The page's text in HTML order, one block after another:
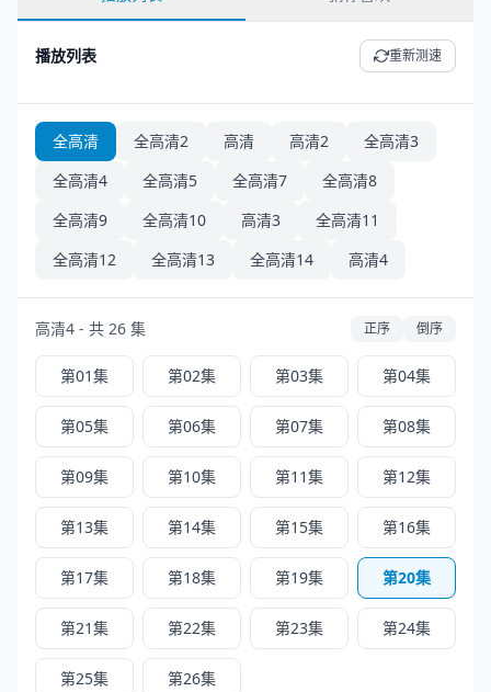
播放列表 重新测速
全高清 全高清2 高清 高清2
全高清3
全高清4
全高清5 全高清7
全高清8
全高清9
全高清10 高清3
全高清11
全高清12
全高清13 全高清14 高清4
高清4 - 共 26 集 正序 倒序
第01集 第02集 第03集 第04集
第05集 第06集 第07集 第08集
第09集 第10集 第11集 第12集
第13集 第14集 第15集 第16集
第17集 第18集 第19集 第20集
第21集 第22集 第23集 第24集
第25集 第26集